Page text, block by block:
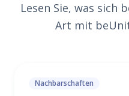
Lesen Sie, was sich
Art mit
Nachbarschaften